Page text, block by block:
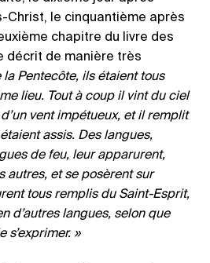
Christ, le cinquantième après
chapitre du livre des
décrit de manière très
la Pentecôte, ils étaient tous
lieu. Tout à coup il vint du ciel
vent impétueux, et il remplit
assis. Des langues,
de feu, leur apparurent,
autres, et se posèrent sur
tous remplis du Saint-Esprit,
d’autres langues, selon que
s’exprimer. »